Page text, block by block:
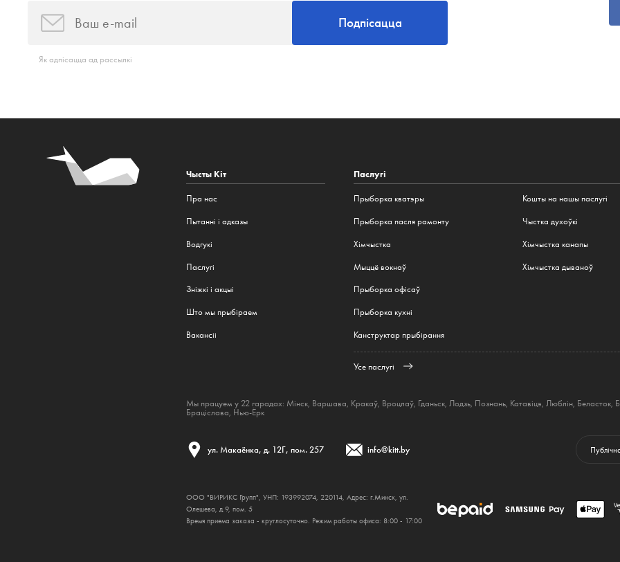
Подпісацца
Як адпісацца ад рассылкі
Чысты Кіт
Пра нас
Пытанні і адказы
Водгукі
Паслугі
Зніжкі і акцыі
Што мы прыбіраем
Вакансіі
Паслугі
Прыборка кватэры
Прыборка пасля рамонту
Хімчыстка
Мыццё вокнаў
Прыборка офісаў
Прыборка кухні
Канструктар прыбірання
Кошты на нашы паслугі
Чыстка духоўкі
Хімчыстка канапы
Хімчыстка дываноў
Усе паслугі
Мы працуем у 22 гарадах: Мінск, Варшава, Кракаў, Вроцлаў, Гданьск, Лодзь, Познань, Катавіцэ, Люблін, Беласток,
Браціслава, Нью-Ёрк
ул. Макаёнка, д. 12Г, пом. 257 info@kitt.by
ООО "ВИРИКС Групп", УНП: 193992074, 220114, Адрес: г.Минск, ул.
Олешева, д.9, пом. 5
Время приема заказа - круглосуточно. Режим работы офиса: 8:00 - 17:00